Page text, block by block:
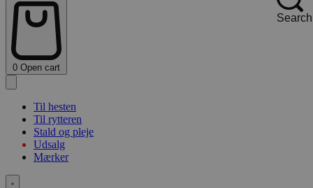
Search
0 Open cart
Til hesten
Til rytteren
Stald og pleje
Udsalg
Mærker